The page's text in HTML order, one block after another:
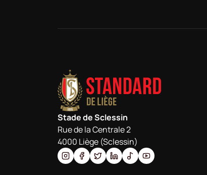
Stade de Sclessin
Rue de la Centrale 2
4000 Liège (Sclessin)